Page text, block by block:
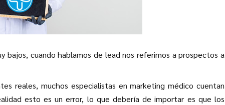
bajos, cuando hablamos de lead nos referimos a prospectos a
reales, muchos especialistas en marketing médico cuentan
esto es un error, lo que debería de importar es que los